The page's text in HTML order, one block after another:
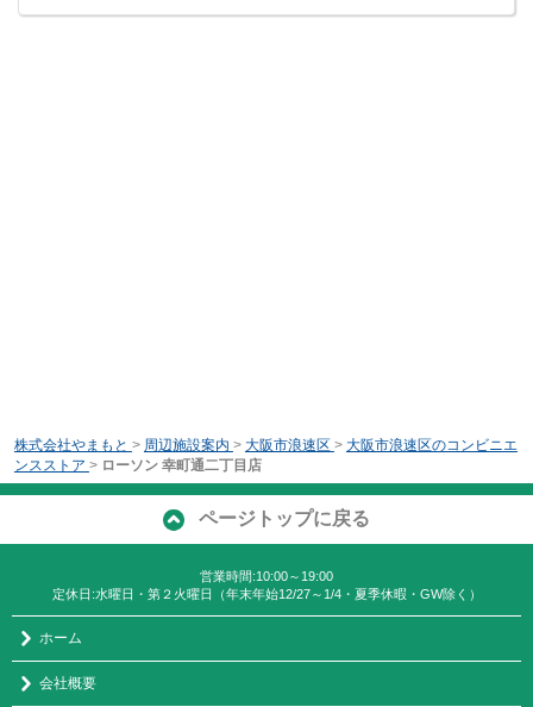
株式会社やまもと > 周辺施設案内 > 大阪市浪速区 > 大阪市浪速区のコンビニエ
ンスストア > ローソン 幸町通二丁目店
ページトップに戻る
営業時間:10:00～19:00
定休日:水曜日・第２火曜日（年末年始12/27～1/4・夏季休暇・GW除く）
ホーム
会社概要